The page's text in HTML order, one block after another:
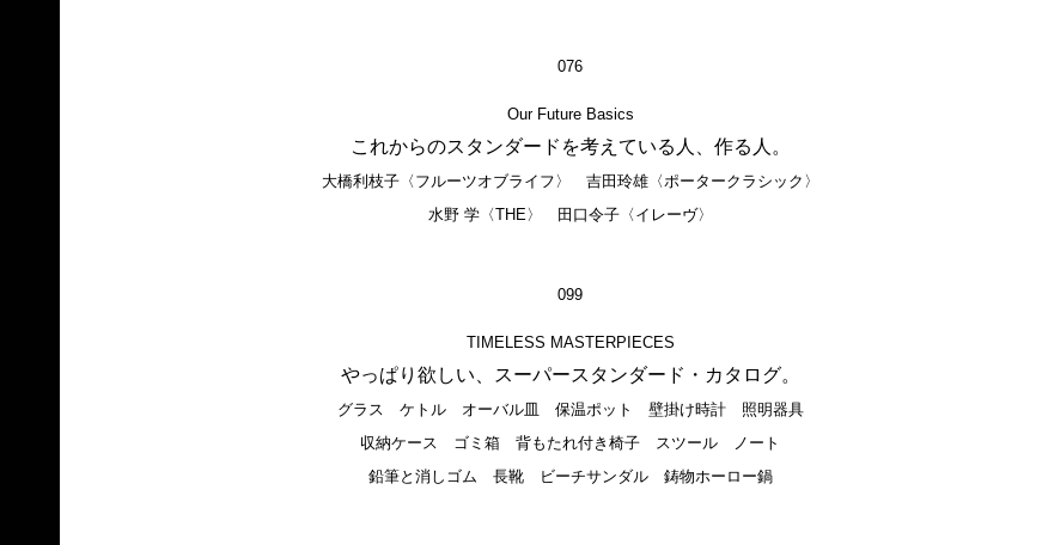
076
Our Future Basics
これからのスタンダードを考えている人、作る人。
大橋利枝子〈フルーツオブライフ〉 吉田玲雄〈ポータークラシック〉
水野 学〈THE〉 田口令子〈イレーヴ〉
099
TIMELESS MASTERPIECES
やっぱり欲しい、スーパースタンダード・カタログ。
グラス ケトル オーバル皿 保温ポット 壁掛け時計 照明器具
収納ケース ゴミ箱 背もたれ付き椅子 スツール ノート
鉛筆と消しゴム 長靴 ビーチサンダル 鋳物ホーロー鍋